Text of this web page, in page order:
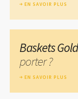
EN SAVOIR PLUS
Baskets
porter ?
EN SAVOIR PLUS